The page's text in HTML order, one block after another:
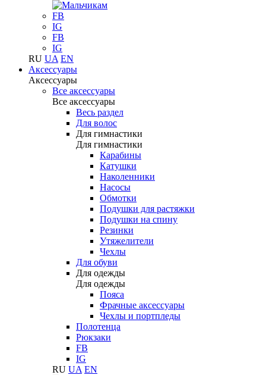
FB
IG
FB
IG
RU UA EN
Аксессуары
Аксессуары
Все аксессуары
Все аксессуары
Весь раздел
Для волос
Для гимнастики
Для гимнастики
Карабины
Катушки
Наколенники
Насосы
Обмотки
Подушки для растяжки
Подушки на спину
Резинки
Утяжелители
Чехлы
Для обуви
Для одежды
Для одежды
Пояса
Фрачные аксессуары
Чехлы и портпледы
Полотенца
Рюкзаки
FB
IG
RU UA EN